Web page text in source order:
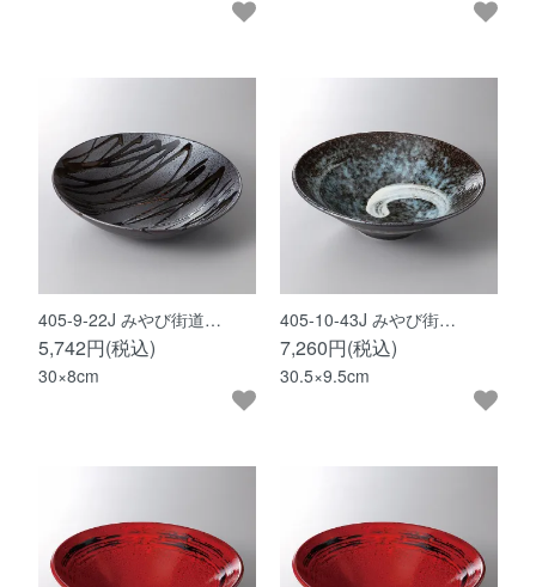
405-9-22J みやび街道…
5,742円(税込)
30×8cm
405-10-43J みやび街…
7,260円(税込)
30.5×9.5cm